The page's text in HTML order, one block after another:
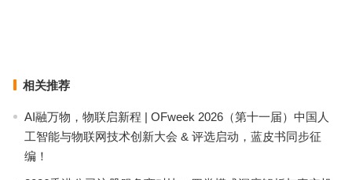
相关推荐
AI融万物，物联启新程 | OFweek 2026（第十一届）中国人
工智能与物联网技术创新大会 & 评选启动，蓝皮书同步征
编！